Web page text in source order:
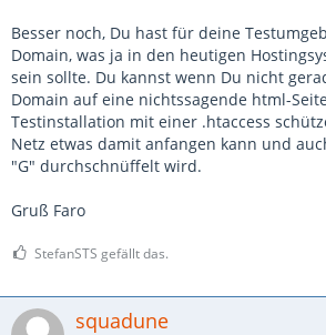
Besser noch, Du hast für deine
Domain, was ja in den heutigen
sein sollte. Du kannst wenn Du nicht
Domain auf eine nichtssagende html-
Testinstallation mit einer .htaccess
Netz etwas damit anfangen kann und
"G" durchschnüffelt wird.
Gruß Faro
StefanSTS gefällt das.
squadune